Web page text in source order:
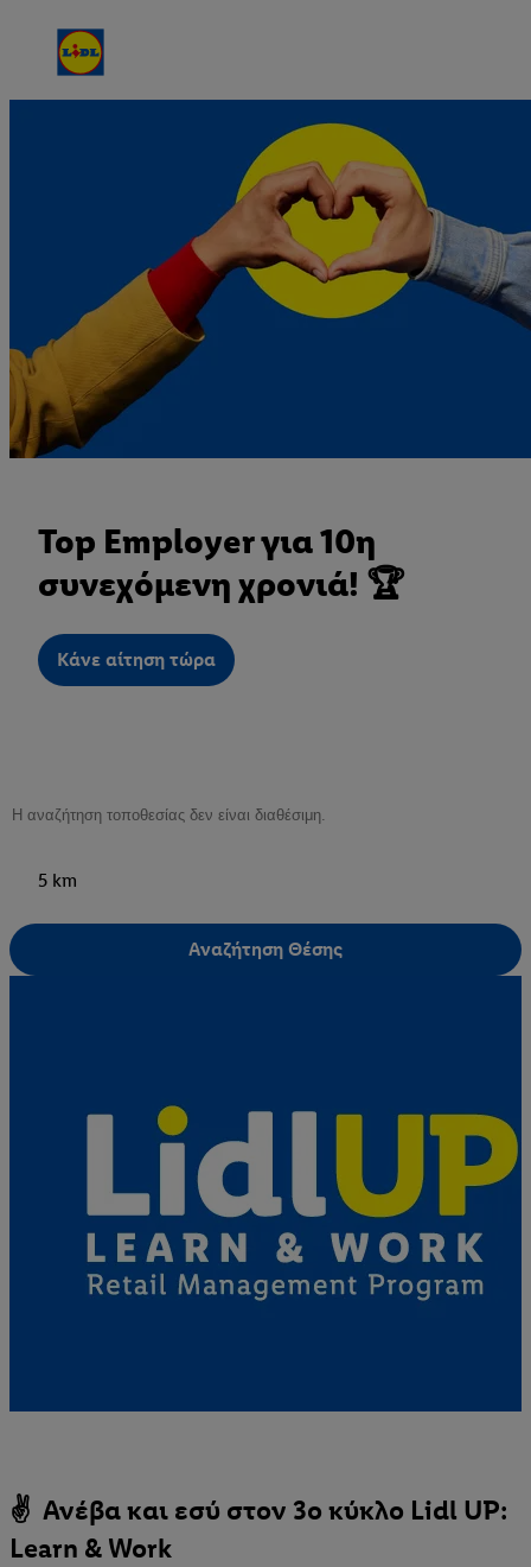
Top Employer για 10η
συνεχόμενη χρονιά! 🏆
Κάνε αίτηση τώρα
5 km
Αναζήτηση Θέσης
✌ Ανέβα και εσύ στον 3ο κύκλο Lidl UP:
Learn & Work